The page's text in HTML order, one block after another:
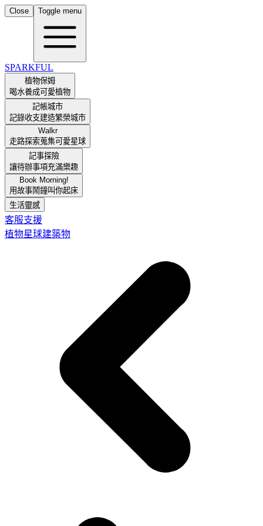
Close Toggle menu
SPARKFUL
植物保姆
喝水養成可愛植物
記帳城市
記錄收支建造繁榮城市
Walkr
走路探索蒐集可愛星球
記事探險
讓待辦事項充滿樂趣
Book Morning!
用故事鬧鐘叫你起床
生活靈感
客服支援
植物星球建築物